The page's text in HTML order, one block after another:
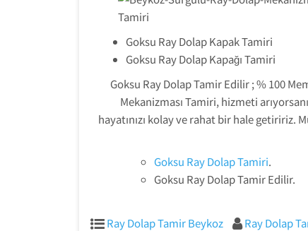
Goksu Ray Dolap Kapak Tamiri
Goksu Ray Dolap Kapağı Tamiri
Goksu Ray Dolap Tamir Edilir ; % 100
Mekanizması Tamiri, hizmeti
hayatınızı kolay ve rahat bir hale getiririz.
Goksu Ray Dolap Tamiri.
Goksu Ray Dolap Tamir Edilir.
Ray Dolap Tamir Beykoz Ray Dolap